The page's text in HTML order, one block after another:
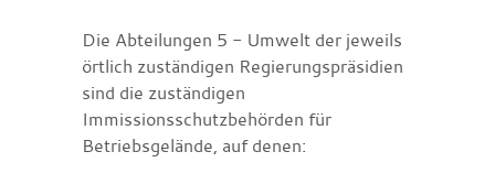
Die Abteilungen 5 - Umwelt der jeweils
örtlich zuständigen Regierungspräsidien
sind die zuständigen
Immissionsschutzbehörden für
Betriebsgelände, auf denen: